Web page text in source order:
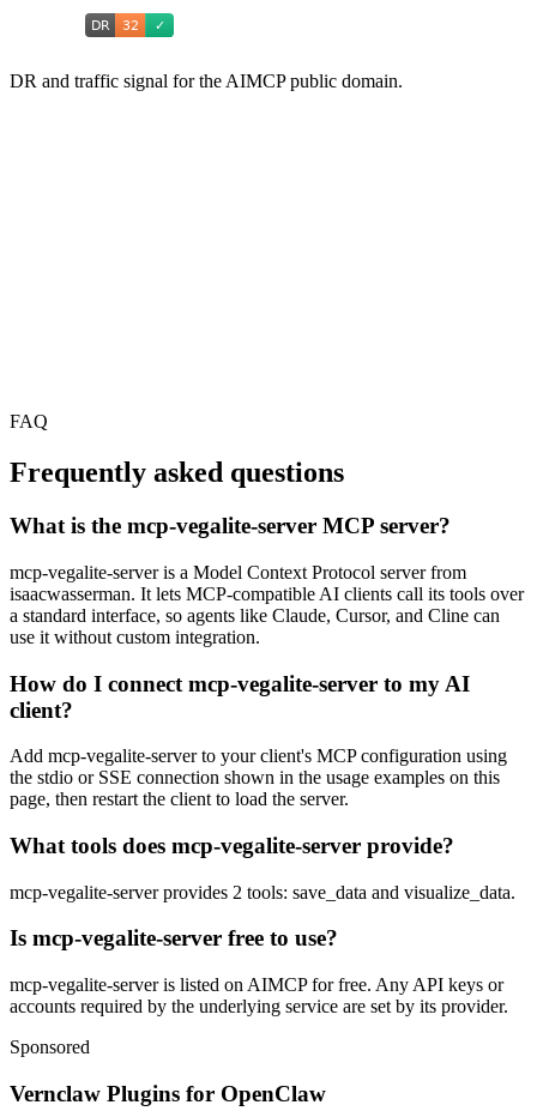
DR and traffic signal for the AIMCP public domain.
FAQ
Frequently asked questions
What is the mcp-vegalite-server MCP server?
mcp-vegalite-server is a Model Context Protocol server from
isaacwasserman. It lets MCP-compatible AI clients call its tools over
a standard interface, so agents like Claude, Cursor, and Cline can
use it without custom integration.
How do I connect mcp-vegalite-server to my AI
client?
Add mcp-vegalite-server to your client's MCP configuration using
the stdio or SSE connection shown in the usage examples on this
page, then restart the client to load the server.
What tools does mcp-vegalite-server provide?
mcp-vegalite-server provides 2 tools: save_data and visualize_data.
Is mcp-vegalite-server free to use?
mcp-vegalite-server is listed on AIMCP for free. Any API keys or
accounts required by the underlying service are set by its provider.
Sponsored
Vernclaw Plugins for OpenClaw